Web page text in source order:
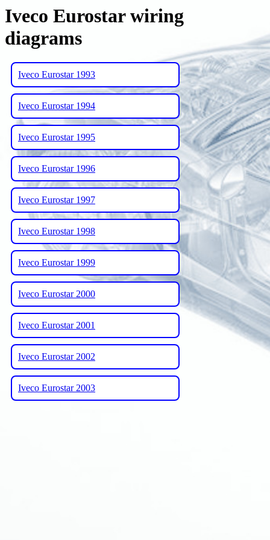
Iveco Eurostar wiring
diagrams
Iveco Eurostar 1993
Iveco Eurostar 1994
Iveco Eurostar 1995
Iveco Eurostar 1996
Iveco Eurostar 1997
Iveco Eurostar 1998
Iveco Eurostar 1999
Iveco Eurostar 2000
Iveco Eurostar 2001
Iveco Eurostar 2002
Iveco Eurostar 2003